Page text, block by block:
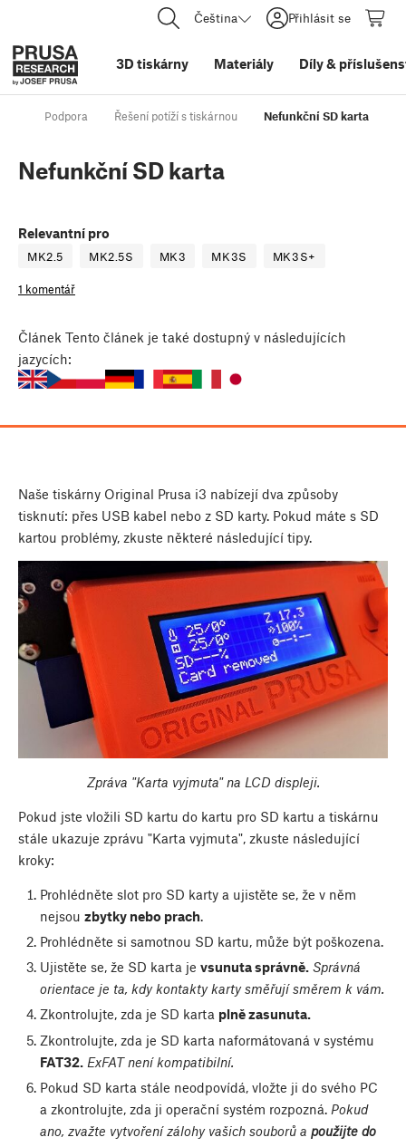
Čeština Přihlásit se
3D tiskárny Materiály Díly&
Podpora Řešení potíží s tiskárnou Nefunkční SD karta
Nefunkční SD karta
Relevantní pro
MK2.5 MK2.5S MK3 MK3S MK3S+
1 komentář
Článek Tento článek je také dostupný v následujících
jazycích:
Naše tiskárny Original Prusa i3 nabízejí dva způsoby
tisknutí: přes USB kabel nebo z SD karty. Pokud máte s SD
kartou problémy, zkuste některé následující tipy.
Zpráva "Karta vyjmuta" na LCD displeji.
Pokud jste vložili SD kartu do kartu pro SD kartu a tiskárnu
stále ukazuje zprávu "Karta vyjmuta", zkuste následující
kroky:
Prohlédněte slot pro SD karty a ujistěte se, že v něm
nejsou zbytky nebo prach.
Prohlédněte si samotnou SD kartu, může být poškozena.
Ujistěte se, že SD karta je vsunuta správně. Správná
orientace je ta, kdy kontakty karty směřují směrem k vám.
Zkontrolujte, zda je SD karta plně zasunuta.
Zkontrolujte, zda je SD karta naformátovaná v systému
FAT32. ExFAT není kompatibilní.
Pokud SD karta stále neodpovídá, vložte ji do svého PC
a zkontrolujte, zda ji operační systém rozpozná. Pokud
ano, zvažte vytvoření zálohy vašich souborů a použijte do